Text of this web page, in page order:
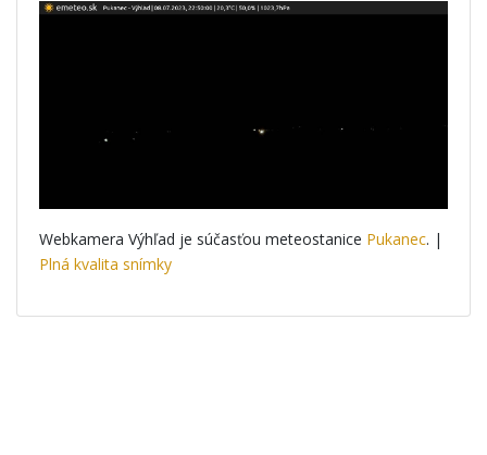
Webkamera Výhľad je súčasťou meteostanice Pukanec. |
Plná kvalita snímky